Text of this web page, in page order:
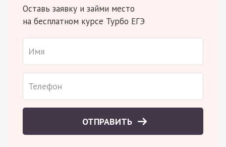
Оставь заявку и займи место
на бесплатном курсе Турбо ЕГЭ
ОТПРАВИТЬ